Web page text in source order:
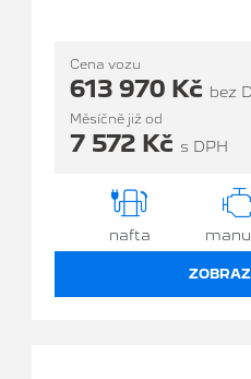
Cena vozu
613 970 Kč bez
Měsíčně již od
7 572 Kč s DPH
nafta